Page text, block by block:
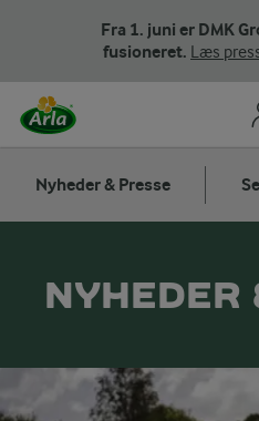
Fra 1. juni er DMK
fusioneret. Læs
Nyheder & Presse
NYHEDER